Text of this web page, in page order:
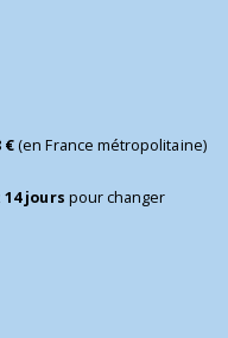
€(en France métropolitaine)
14 jours pour changer